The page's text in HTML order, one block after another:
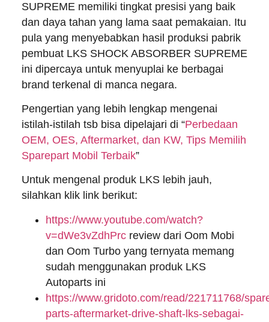
SUPREME memiliki tingkat presisi yang baik
dan daya tahan yang lama saat pemakaian. Itu
pula yang menyebabkan hasil produksi pabrik
pembuat LKS SHOCK ABSORBER SUPREME
ini dipercaya untuk menyuplai ke berbagai
brand terkenal di manca negara.
Pengertian yang lebih lengkap mengenai
istilah-istilah tsb bisa dipelajari di “Perbedaan
OEM, OES, Aftermarket, dan KW, Tips Memilih
Sparepart Mobil Terbaik”
Untuk mengenal produk LKS lebih jauh,
silahkan klik link berikut:
https://www.youtube.com/watch?
v=dWe3vZdhPrc review dari Oom Mobi
dan Oom Turbo yang ternyata memang
sudah menggunakan produk LKS
Autoparts ini
https://www.gridoto.com/read/221711768/
parts-aftermarket-drive-shaft-lks-sebagai-